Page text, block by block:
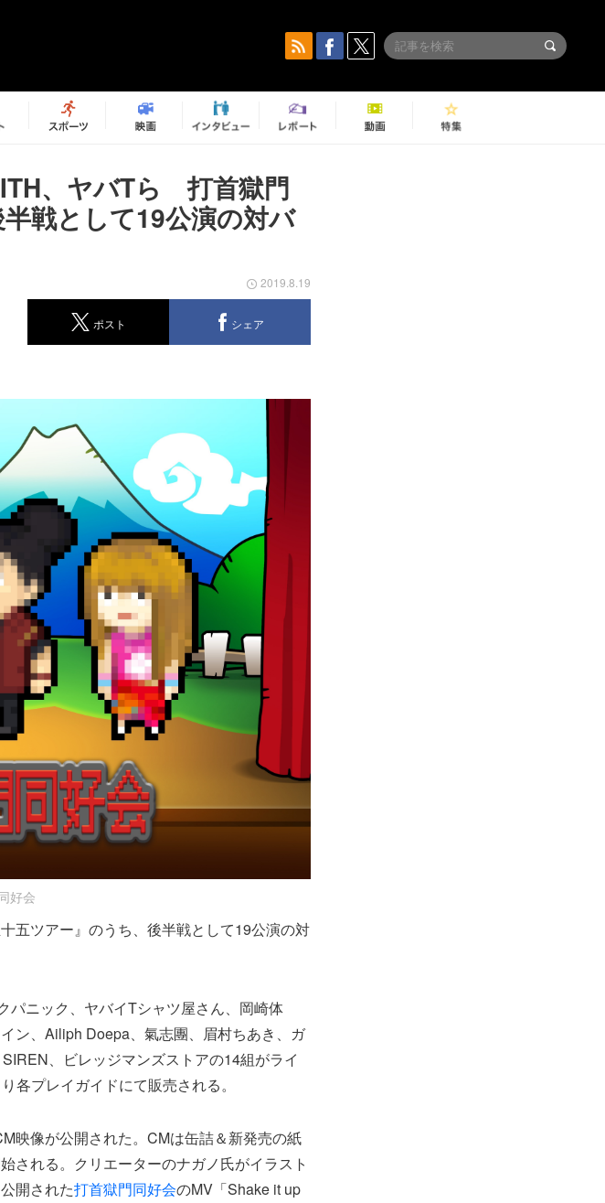
、ヤバTら 打首獄門
戦として19公演の対バ
2019.8.19
ポスト シェア
好会
五ツアー』のうち、後半戦として19公演の対
パニック、ヤバイTシャツ屋さん、岡崎体
ン、Ailiph Doepa、氣志團、眉村ちあき、ガ
、ビレッジマンズストアの14組がライ
各プレイガイドにて販売される。
映像が公開された。CMは缶詰＆新発売の紙
される。クリエーターのナガノ氏がイラスト
開された打首獄門同好会のMV「Shake it up